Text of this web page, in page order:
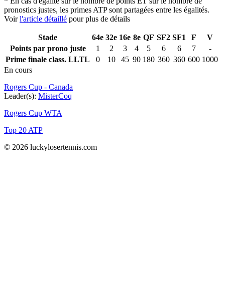
pronostics justes, les primes ATP sont partagées entre les égalités.
Voirl'article détaillé pour plus de détails
Stade 64e 32e 16e 8e QF SF2 SF1 F
V
Points par prono juste
1 2 3 4 5 6 6 7
-
Prime finale class. LLTL
0 10 45 90 180 360 360 600 1000
En cours
Rogers Cup - Canada
Leader(s): MisterCoq
Rogers Cup WTA
Top 20 ATP
© 2026 luckylosertennis.com